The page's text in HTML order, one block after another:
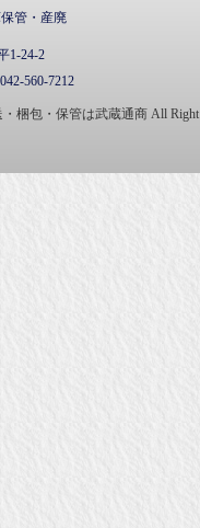
管・産廃
1-24-2
042-560-7212
梱包・保管は武蔵通商 All Right